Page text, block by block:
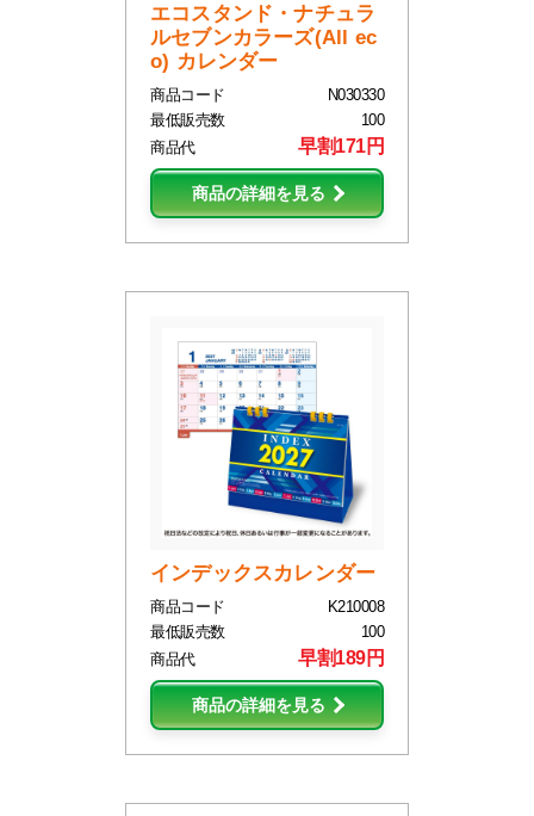
エコスタンド・ナチュラ
ルセブンカラーズ(All ec
o) カレンダー
商品コード
N030330
最低販売数
100
商品代
早割171円
商品の詳細を見る
インデックスカレンダー
商品コード
K210008
最低販売数
100
商品代
早割189円
商品の詳細を見る